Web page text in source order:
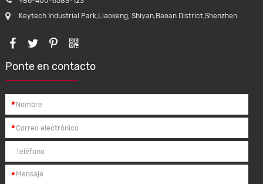
Keytech Industrial Park,Liaokeng, Shiyan,Baoan District,Shenzhen
Ponte en contacto
*
*
*